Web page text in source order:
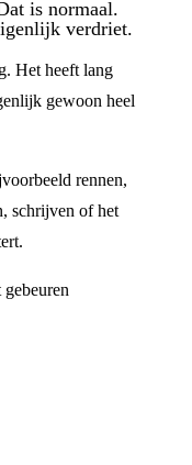
is normaal.
verdriet.
Het heeft lang
gewoon heel
rennen,
schrijven of het